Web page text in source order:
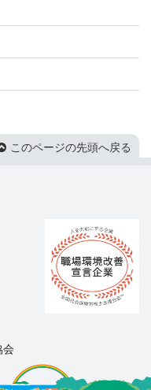
このページの先頭へ戻る